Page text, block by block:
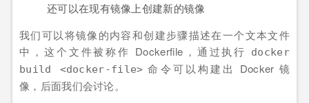
还可以在现有镜像上创建新的镜像
我们可以将镜像的内容和创建步骤描述在一个文本文件
中，这个文件被称作 Dockerfile，通过执行
docker
build <docker-file> 命令可以构建出 Docker 镜
像，后面我们会讨论。